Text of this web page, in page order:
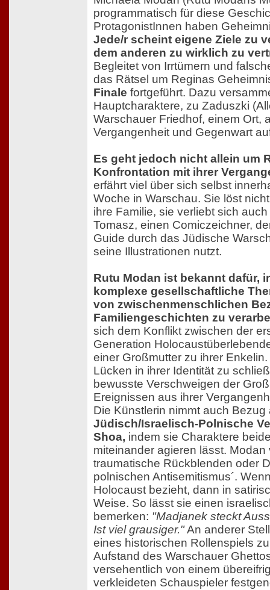
programmatisch für diese
ProtagonistInnen haben
Jede/r scheint eigene Ziele zu
dem anderen zu wirklich zu
Begleitet von Irrtümern und
das Rätsel um Reginas
Finale fortgeführt. Dazu
Hauptcharaktere, zu Zaduszki
Warschauer Friedhof, einem Ort,
Vergangenheit und Gegenwart
Es geht jedoch nicht allein um
Konfrontation mit ihrer
erfährt viel über sich selbst
Woche in Warschau. Sie löst
ihre Familie, sie verliebt sich
Tomasz, einen Comiczeichner,
Guide durch das Jüdische
seine Illustrationen nutzt.
Rutu Modan ist bekannt dafür,
komplexe gesellschaftliche
von zwischenmenschlichen
Familiengeschichten zu
sich dem Konflikt zwischen der
Generation
einer Großmutter zu ihrer
Lücken in ihrer Identität zu
bewusste Verschweigen der
Ereignissen aus ihrer
Die Künstlerin nimmt auch Bezug
Jüdisch/Israelisch-Polnische
Shoa, indem sie Charaktere
miteinander agieren lässt.
traumatische Rückblenden oder
polnischen Antisemitismus´.
Holocaust bezieht, dann in
Weise. So lässt sie einen
bemerken: "Madjanek steckt
Ist viel grausiger."An anderer
eines historischen Rollenspiels
Aufstand des Warschauer
versehentlich von einem
verkleideten Schauspieler